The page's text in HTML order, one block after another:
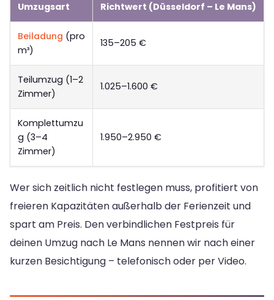
Umzugsart Richtwert (Düsseldorf – Le Mans)
Beiladung (pro
m³)
135–205 €
Teilumzug (1–2
Zimmer)
1.025–1.600 €
Komplettumzu
g (3–4
Zimmer)
1.950–2.950 €
Wer sich zeitlich nicht festlegen muss, profitiert von
freieren Kapazitäten außerhalb der Ferienzeit und
spart am Preis. Den verbindlichen Festpreis für
deinen Umzug nach Le Mans nennen wir nach einer
kurzen Besichtigung – telefonisch oder per Video.